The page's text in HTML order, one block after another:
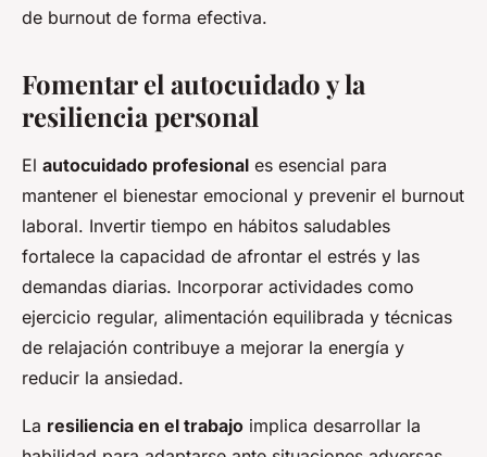
de burnout de forma efectiva.
Fomentar el autocuidado y la
resiliencia personal
El autocuidado profesional es esencial para
mantener el bienestar emocional y prevenir el burnout
laboral. Invertir tiempo en hábitos saludables
fortalece la capacidad de afrontar el estrés y las
demandas diarias. Incorporar actividades como
ejercicio regular, alimentación equilibrada y técnicas
de relajación contribuye a mejorar la energía y
reducir la ansiedad.
La resiliencia en el trabajo implica desarrollar la